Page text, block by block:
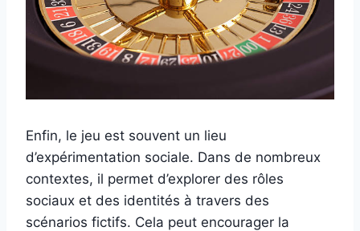
Enfin, le jeu est souvent un lieu
d’expérimentation sociale. Dans de nombreux
contextes, il permet d’explorer des rôles
sociaux et des identités à travers des
scénarios fictifs. Cela peut encourager la